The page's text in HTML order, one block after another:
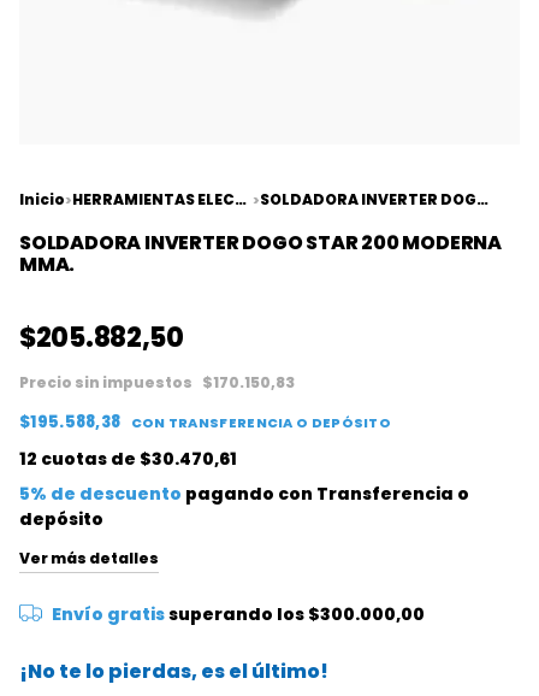
Inicio> HERRAMIENTAS ELECTRICAS > SOLDADORA INVERTER DOGO STAR 200 MODERNA MMA.
SOLDADORA INVERTER DOGO STAR 200 MODERNA
MMA.
$205.882,50
Precio sin impuestos $170.150,83
$195.588,38 CON TRANSFERENCIA O DEPÓSITO
12 cuotas de $30.470,61
5% de descuento pagando con Transferencia o
depósito
Ver más detalles
Envío gratissuperando los $300.000,00
¡No te lo pierdas, es el último!